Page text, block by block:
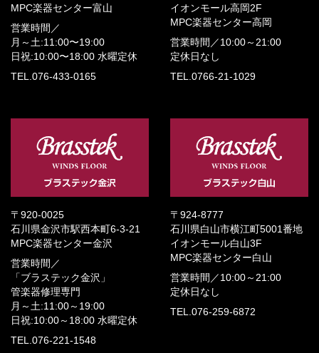
MPC楽器センター富山
営業時間／
月～土:11:00〜19:00
日祝:10:00〜18:00 水曜定休
TEL.076-433-0165
イオンモール高岡2F
MPC楽器センター高岡
営業時間／ 10:00～21:00
定休日なし
TEL.0766-21-1029
〒920-0025
石川県金沢市駅西本町6-3-21
MPC楽器センター金沢
営業時間／
「ブラステック金沢」
管楽器修理専門
月～土:11:00～19:00
日祝:10:00～18:00 水曜定休
TEL.076-221-1548
〒924-8777
石川県白山市横江町5001番地
イオンモール白山3F
MPC楽器センター白山
営業時間／ 10:00～21:00
定休日なし
TEL.076-259-6872